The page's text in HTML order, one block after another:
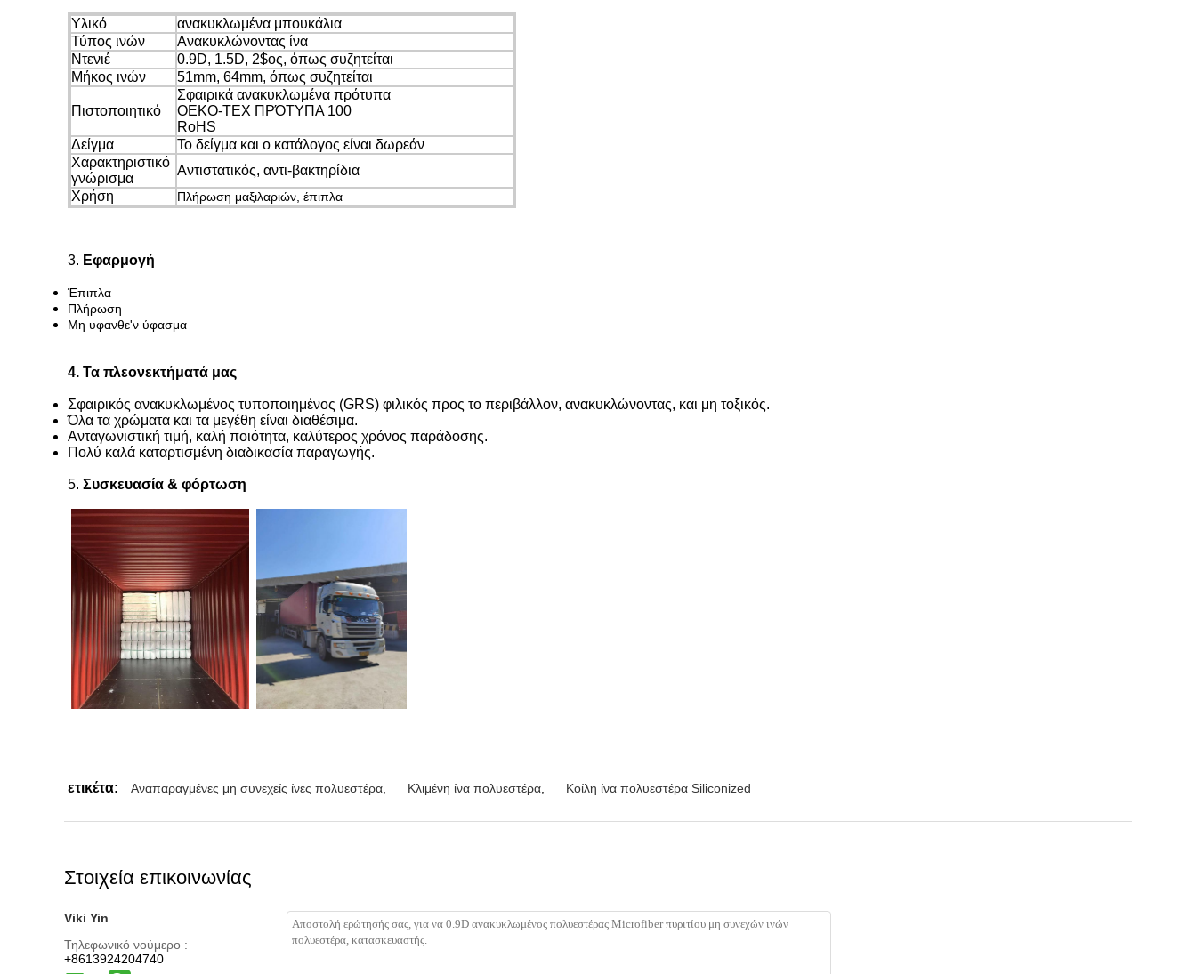
Υλικό
ανακυκλωμένα μπουκάλια
Τύπος ινών
Ανακυκλώνοντας ίνα
Ντενιέ
0.9D, 1.5D, 2$ος, όπως συζητείται
Μήκος ινών
51mm, 64mm, όπως συζητείται
Πιστοποιητικό
Σφαιρικά ανακυκλωμένα πρότυπα
OEKO-TEX ΠΡΌΤΥΠΑ 100
RoHS
Δείγμα
Το δείγμα και ο κατάλογος είναι δωρεάν
Χαρακτηριστικό
γνώρισμα
Αντιστατικός, αντι-βακτηρίδια
Χρήση
Πλήρωση μαξιλαριών, έπιπλα
3. Εφαρμογή
Έπιπλα
Πλήρωση
Μη υφανθε'ν ύφασμα
4. Τα πλεονεκτήματά μας
Σφαιρικός ανακυκλωμένος τυποποιημένος (GRS) φιλικός προς το περιβάλλον, ανακυκλώνοντας, και μη τοξικός.
Όλα τα χρώματα και τα μεγέθη είναι διαθέσιμα.
Ανταγωνιστική τιμή, καλή ποιότητα, καλύτερος χρόνος παράδοσης.
Πολύ καλά καταρτισμένη διαδικασία παραγωγής.
5. Συσκευασία & φόρτωση
ετικέτα: Αναπαραγμένες μη συνεχείς ίνες πολυεστέρα Κλιμένη ίνα πολυεστέρα Κοίλη ίνα πολυεστέρα Siliconized
Στοιχεία επικοινωνίας
Viki Yin
Τηλεφωνικό νούμερο :
+8613924204740